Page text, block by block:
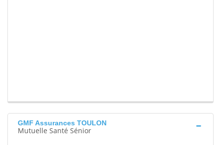
GMF Assurances TOULON
Mutuelle Santé Sénior